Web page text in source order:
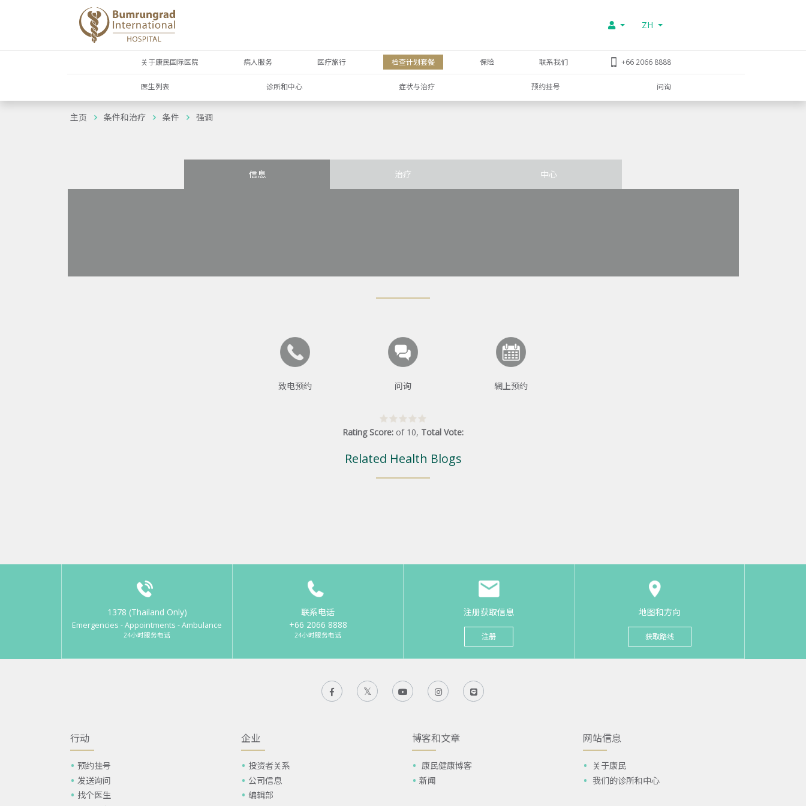
ZH
关于康民国际医院 病人服务 医疗旅行 检查计划套餐 保险 联系我们 +66 2066 8888
医生列表 诊所和中心 症状与治疗 预约挂号 问询
主页 条件和治疗 条件 强调
信息 治疗 中心
致电预约 问询 網上预约
Rating Score: of 10, Total Vote:
Related Health Blogs
1378 (Thailand Only)
Emergencies - Appointments - Ambulance
24小时服务电话
联系电话
+66 2066 8888
24小时服务电话
注册获取信息
注册
地图和方向
获取路线
行动
预约挂号
发送询问
找个医生
企业
投资者关系
公司信息
编辑部
博客和文章
康民健康博客
新闻
网站信息
关于康民
我们的诊所和中心